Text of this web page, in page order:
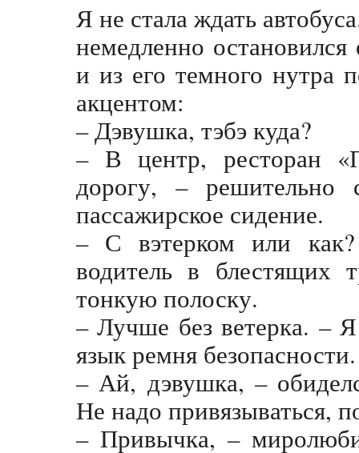
Я не стала ждать
немедленно
и из его темного нутра
акцентом:
– Дэвушка, тэбэ куда?
– В центр, ресторан
дорогу, – решительно
пассажирское сидение.
– С вэтерком или как?
водитель в блестящих
тонкую полоску.
– Лучше без ветерка. –
язык ремня безопасности.
– Ай, дэвушка, –
Не надо привязываться,
– Привычка, –